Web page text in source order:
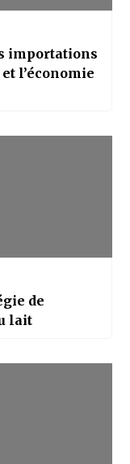
importations
l’économie
de
lait